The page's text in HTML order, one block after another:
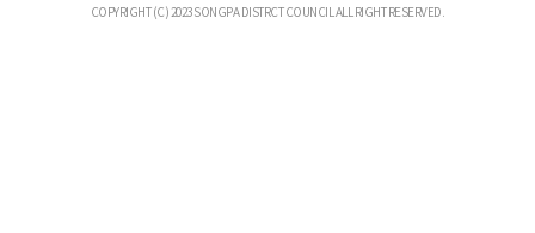
COPYRIGHT (C) 2023 SONGPA DISTRCT COUNCIL ALL RIGHT RESERVED.